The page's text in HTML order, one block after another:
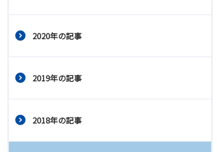
2020年の記事
2019年の記事
2018年の記事